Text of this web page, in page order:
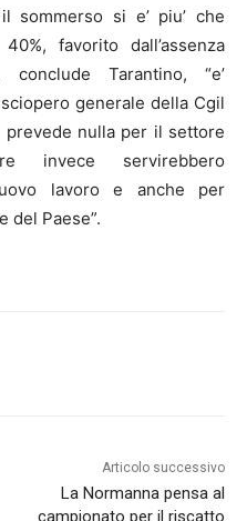
sommerso si e’ piu’ che
favorito dall’assenza
Tarantino, “e’
generale della Cgil
prevede nulla per il settore
invece servirebbero
lavoro e anche per
del Paese”.
Articolo successivo
La Normanna pensa al
campionato per il riscatto